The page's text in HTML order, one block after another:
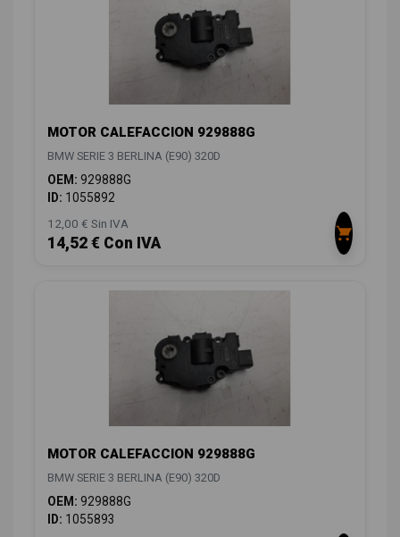
MOTOR CALEFACCION 929888G
BMW SERIE 3 BERLINA (E90) 320D
OEM: 929888G
ID: 1055892
12,00 € Sin IVA
14,52 € Con IVA
MOTOR CALEFACCION 929888G
BMW SERIE 3 BERLINA (E90) 320D
OEM: 929888G
ID: 1055893